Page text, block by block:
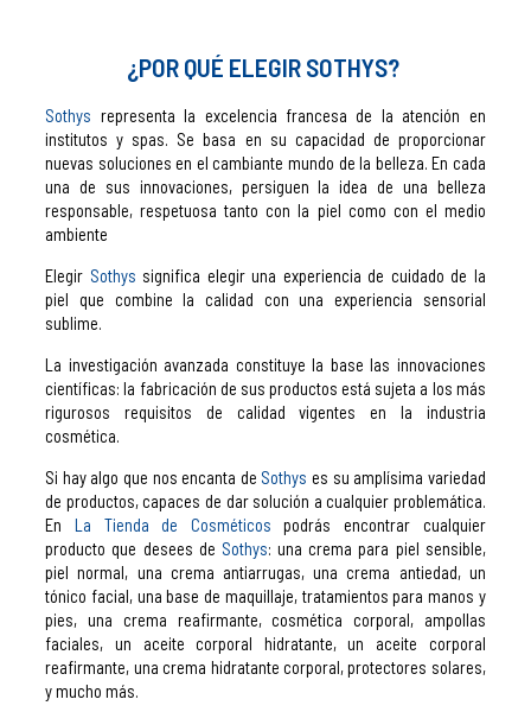
¿POR QUÉ ELEGIR SOTHYS?
Sothys representa la excelencia francesa de la atención en
institutos y spas. Se basa en su capacidad de proporcionar
nuevas soluciones en el cambiante mundo de la belleza. En cada
una de sus innovaciones, persiguen la idea de una belleza
responsable, respetuosa tanto con la piel como con el medio
ambiente
Elegir Sothys significa elegir una experiencia de cuidado de la
piel que combine la calidad con una experiencia sensorial
sublime.
La investigación avanzada constituye la base las innovaciones
científicas: la fabricación de sus productos está sujeta a los más
rigurosos requisitos de calidad vigentes en la industria
cosmética.
Si hay algo que nos encanta de Sothys es su amplísima variedad
de productos, capaces de dar solución a cualquier problemática.
En La Tienda de Cosméticos podrás encontrar cualquier
producto que desees de Sothys: una crema para piel sensible,
piel normal, una crema antiarrugas, una crema antiedad, un
tónico facial, una base de maquillaje, tratamientos para manos y
pies, una crema reafirmante, cosmética corporal, ampollas
faciales, un aceite corporal hidratante, un aceite corporal
reafirmante, una crema hidratante corporal, protectores solares,
y mucho más.